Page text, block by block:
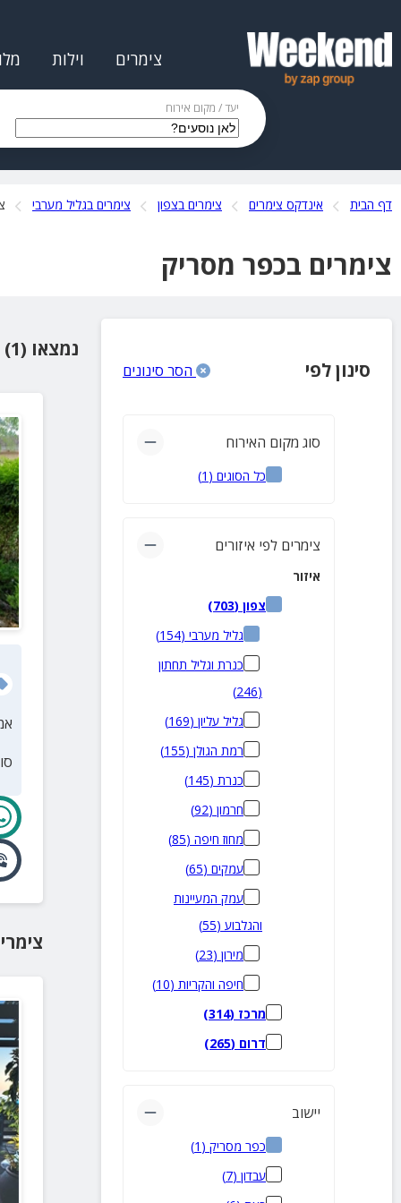
צימרים וילות
יעד / מקום אירוח
דף הבית אינדקס צימרים צימרים בצפון צימרים בגליל מערבי
צימרים בכפר מסריק
סינון לפי הסר סינונים
סוג מקום האירוח
כל הסוגים (
1
)
צימרים לפי איזורים
איזור
צפון (
703
)
גליל מערבי (
154
)
כנרת וגליל תחתון
(
246
)
גליל עליון (
169
)
רמת הגולן (
155
)
כנרת (
145
)
חרמון (
92
)
מחוז חיפה (
85
)
עמקים (
65
)
עמק המעיינות
והגלבוע (
55
)
מירון (
23
)
חיפה והקריות (
10
)
מרכז (
314
)
דרום (
265
)
יישוב
כפר מסריק (
1
)
עבדון (
7
)
נמצאו (1) מקומות אירוח